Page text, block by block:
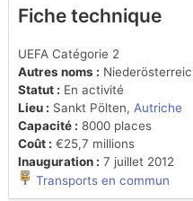
Fiche technique
UEFA Catégorie 2
Autres noms :
Statut : En activité
Lieu : Sankt Pölten, Autriche
Capacité : 8000 places
Coût : €25,7 millions
Inauguration : 7 juillet 2012
Transports en commun